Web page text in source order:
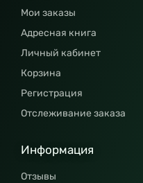
Мои заказы
Адресная книга
Личный кабинет
Корзина
Регистрация
Отслеживание заказа
Информация
Отзывы